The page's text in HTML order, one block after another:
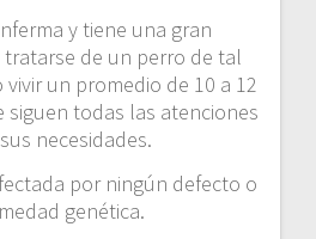
y tiene una gran
de un perro de tal
un promedio de 10 a 12
siguen todas las atenciones
necesidades.
por ningún defecto o
genética.